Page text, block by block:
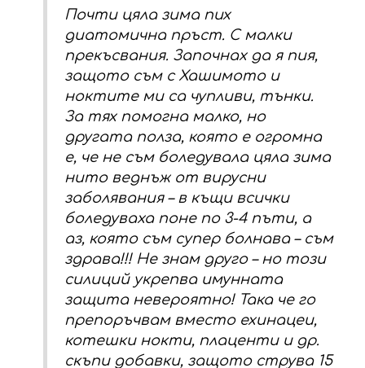
Почти цяла зима пих
диатомична пръст. С малки
прекъсвания. Започнах да я пия,
защото съм с Хашимото и
ноктите ми са чупливи, тънки.
За тях помогна малко, но
другата полза, която е огромна
е, че не съм боледувала цяла зима
нито веднъж от вирусни
заболявания – в къщи всички
боледуваха поне по 3-4 пъти, а
аз, която съм супер болнава – съм
здрава!!! Не знам друго – но този
силиций укрепва имунната
защита невероятно! Така че го
препоръчвам вместо ехинацеи,
котешки нокти, плаценти и др.
скъпи добавки, защото струва 15